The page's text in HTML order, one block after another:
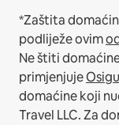
*Zaštita
podliježe ovim
Ne štiti
primjenjuje
domaćine koji
Travel LLC.Za